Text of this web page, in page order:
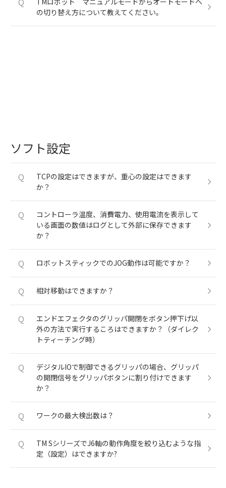
の切り替え方について教えてください。
ソフト設定
Q
TCPの設定はできますが、重心の設定はできます
か？
Q
コントローラ温度、消費電力、使用電流を表示して
いる画面の数値はログとして外部に保存できます
か？
Q ロボットスティックでのJOG動作は可能ですか？
Q 相対移動はできますか？
Q
エンドエフェクタのグリッパ開閉をボタン押下げ以
外の方法で実行するころはできますか？（ダイレク
トティーチング時）
Q
デジタルIOで制御できるグリッパの場合、グリッパ
の開閉信号をグリッパボタンに割り付けできます
か？
Q ワークの最大検出数は？
Q
TM SシリーズでJ6軸の動作角度を絞り込むような指
定（設定）はできますか?